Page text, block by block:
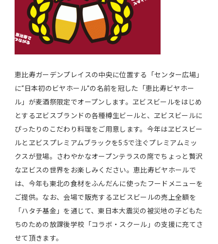
恵比寿ガーデンプレイスの中央に位置する「センター広場」
に“日本初のビヤホール”の名前を冠した「恵比寿ビヤホー
ル」が麦酒祭限定でオープンします。ヱビスビールをはじめ
とするヱビスブランドの各種樽生ビールと、ヱビスビールに
ぴったりのこだわり料理をご用意します。今年はヱビスビー
ルとヱビスプレミアムブラックを5:5で注ぐプレミアムミッ
クスが登場。さわやかなオープンテラスの席でちょっと贅沢
なヱビスの世界をお楽しみください。恵比寿ビヤホールで
は、今年も東北の食材をふんだんに使ったフードメニューを
ご提供。なお、会場で販売するヱビスビールの売上全額を
「ハタチ基金」を通じて、東日本大震災の被災地の子どもた
ちのための放課後学校「コラボ・スクール」の支援に充てさ
せて頂きます。